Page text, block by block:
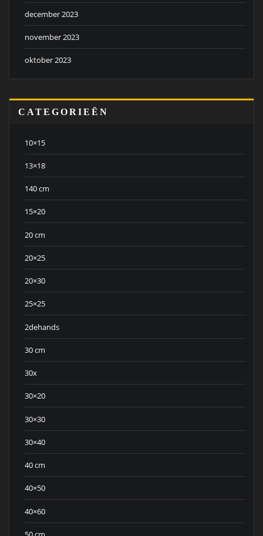
december 2023
november 2023
oktober 2023
CATEGORIEËN
10×15
13×18
140 cm
15×20
20 cm
20×25
20×30
25×25
2dehands
30 cm
30x
30×20
30×30
30×40
40 cm
40×50
40×60